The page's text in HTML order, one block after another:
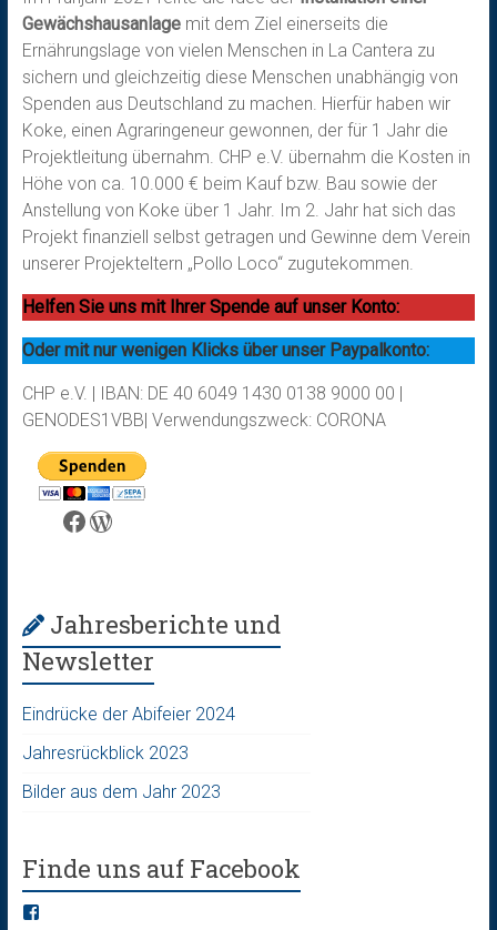
Gewächshausanlagemit dem Ziel einerseits die
Ernährungslage von vielen Menschen in La Cantera zu
sichern und gleichzeitig diese Menschen unabhängig von
Spenden aus Deutschland zu machen. Hierfür haben wir
Koke, einen Agraringeneur gewonnen, der für 1 Jahr die
Projektleitung übernahm. CHP e.V. übernahm die Kosten in
Höhe von ca. 10.000 € beim Kauf bzw. Bau sowie der
Anstellung von Koke über 1 Jahr. Im 2. Jahr hat sich das
Projekt finanziell selbst getragen und Gewinne dem Verein
unserer Projekteltern „Pollo Loco“ zugutekommen.
Helfen Sie uns mit Ihrer Spende auf unser Konto:
Oder mit nur wenigen Klicks über unser Paypalkonto:
CHP e.V. | IBAN: DE 40 6049 1430 0138 9000 00 |
GENODES1VBB| Verwendungszweck: CORONA
Facebook
WordPress
Jahresberichte und
Newsletter
Eindrücke der Abifeier 2024
Jahresrückblick 2023
Bilder aus dem Jahr 2023
Finde uns auf Facebook
Facebook